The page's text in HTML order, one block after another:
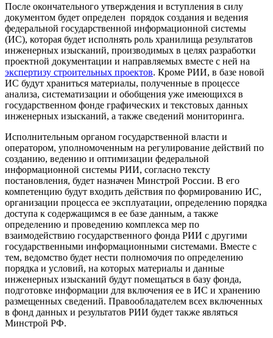
После окончательного утверждения и вступления в силу
документом будет определен порядок создания и ведения
федеральной государственной информационной системы
(ИС), которая будет исполнять роль хранилища результатов
инженерных изысканий, производимых в целях разработки
проектной документации и направляемых вместе с ней на
экспертизу строительных проектов. Кроме РИИ, в базе новой
ИС будут храниться материалы, полученные в процессе
анализа, систематизации и обобщения уже имеющихся в
государственном фонде графических и текстовых данных
инженерных изысканий, а также сведений мониторинга.
Исполнительным органом государственной власти и
оператором, уполномоченным на регулирование действий по
созданию, ведению и оптимизации федеральной
информационной системы РИИ, согласно тексту
постановления, будет назначен Минстрой России. В его
компетенцию будут входить действия по формированию ИС,
организации процесса ее эксплуатации, определению порядка
доступа к содержащимся в ее базе данным, а также
определению и проведению комплекса мер по
взаимодействию государственного фонда РИИ с другими
государственными информационными системами. Вместе с
тем, ведомство будет нести полномочия по определению
порядка и условий, на которых материалы и данные
инженерных изысканий будут помещаться в базу фонда,
подготовке информации для включения ее в ИС и хранению
размещенных сведений. Правообладателем всех включенных
в фонд данных и результатов РИИ будет также являться
Минстрой РФ.